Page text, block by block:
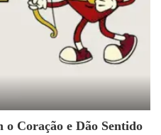
o Coração e Dão Sentido